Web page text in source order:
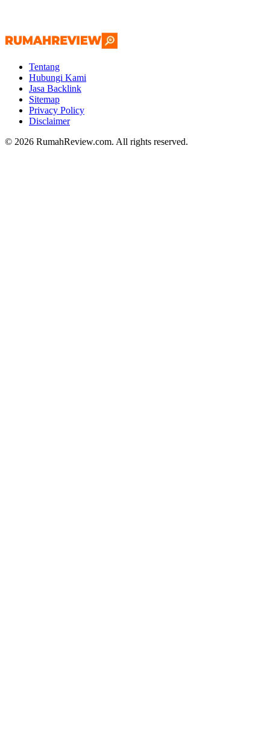
Tentang
Hubungi Kami
Jasa Backlink
Sitemap
Privacy Policy
Disclaimer
© 2026 RumahReview.com. All rights reserved.